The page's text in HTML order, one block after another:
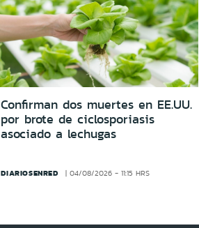
Confirman dos muertes en EE.UU.
por brote de ciclosporiasis
asociado a lechugas
DIARIOSENRED 04/08/2026 - 11:15 HRS